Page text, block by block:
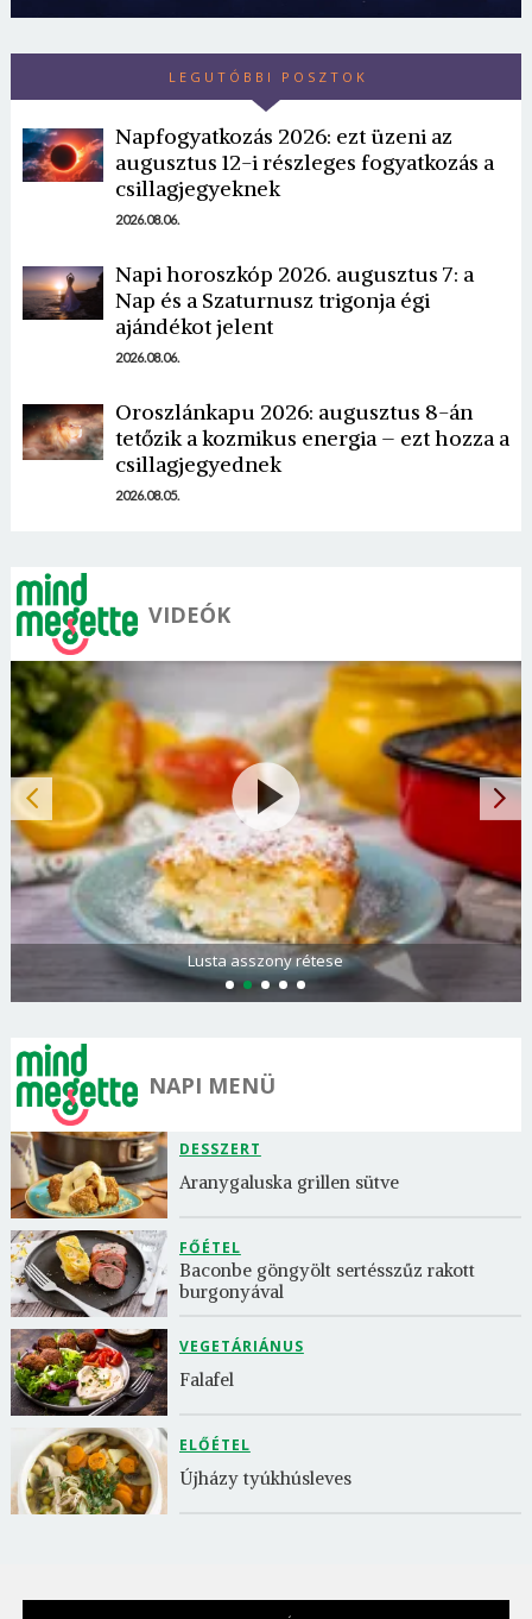
LEGUTÓBBI POSZTOK
Napfogyatkozás 2026: ezt üzeni az
augusztus 12-i részleges fogyatkozás a
csillagjegyeknek
2026.08.06.
Napi horoszkóp 2026. augusztus 7: a
Nap és a Szaturnusz trigonja égi
ajándékot jelent
2026.08.06.
Oroszlánkapu 2026: augusztus 8-án
tetőzik a kozmikus energia – ezt hozza a
csillagjegyednek
2026.08.05.
VIDEÓK
Lusta asszony rétese
NAPI MENÜ
DESSZERT
Aranygaluska grillen sütve
FŐÉTEL
Baconbe göngyölt sertésszűz rakott
burgonyával
VEGETÁRIÁNUS
Falafel
ELŐÉTEL
Újházy tyúkhúsleves
Borsonline bejelentkezés
E-mail cím vagy felhasználónév
Jelszó